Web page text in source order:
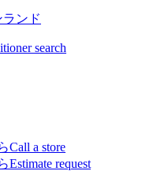
search
Call a store
Estimate request